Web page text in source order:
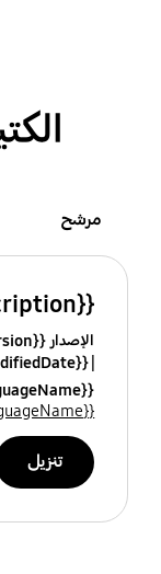
مرشح
{{file.description}}
الإصدار {{file.fileVersion}}
{{file.fileModifiedDate}}
{{file.languageName}}
{{file.languageName}}
تنزيل